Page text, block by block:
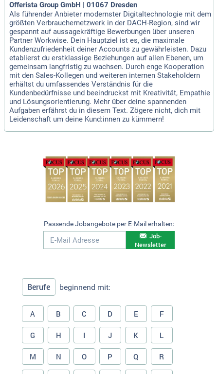
Offerista Group GmbH | 01067 Dresden
Als führender Anbieter modernster Digitaltechnologie mit dem
größten Verbrauchernetzwerk in der DACH-Region, sind wir
gespannt auf aussagekräftige Bewerbungen über unseren
Partner Workwise. Dein Hauptziel ist es, die maximale
Kundenzufriedenheit deiner Accounts zu gewährleisten. Dazu
etablierst du erstklassige Beziehungen auf allen Ebenen, um
gemeinsam langfristig zu wachsen. Durch enge Kooperation
mit den Sales-Kollegen und weiteren internen Stakeholdern
erhältst du umfassendes Verständnis für die
Kundenbedürfnisse und beeindruckst mit Kreativität, Empathie
und Lösungsorientierung. Mehr über deine spannenden
Aufgaben erfährst du in diesem Text. Zögere nicht, dich mit
Leidenschaft um deine Kund:innen zu kümmern!
Passende Jobangebote per E-Mail erhalten:
Job-
Newsletter
Berufe beginnend mit:
A B C D E F
G H I J K L
M N O P Q R